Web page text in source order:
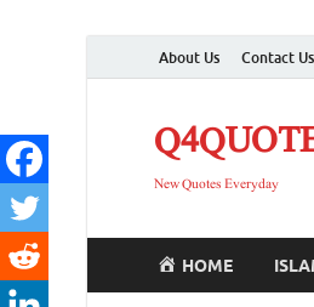
About Us Contact Us
New Quotes Everyday
HOME